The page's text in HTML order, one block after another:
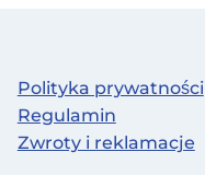
Polityka prywatności
Regulamin
Zwroty i reklamacje